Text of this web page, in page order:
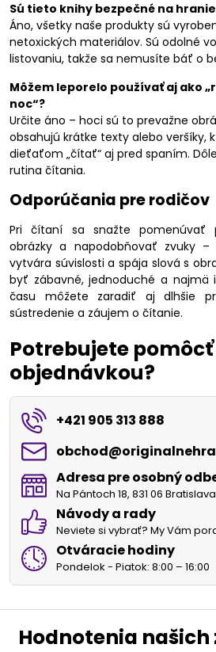
Sú tieto knihy bezpečné na
Áno, všetky naše produkty sú
netoxických materiálov. Sú odolné
listovaniu, takže sa nemusíte báť o
Môžem leporelo používať aj ako
noc“?
Určite áno – hoci sú to prevažne
obsahujú krátke texty alebo veršíky,
dieťaťom „čítať“ aj pred spaním.
rutina čítania.
Odporúčania pre rodičov
Pri čítaní sa snažte pomenúvať
obrázky a napodobňovať zvuky
vytvára súvislosti a spája slová s
byť zábavné, jednoduché a najmä
času môžete zaradiť aj dlhšie
sústredenie a záujem o čítanie.
Potrebujete pomôcť
objednávkou?
+421 905 313 888
Adresa pre osobný
Na Pántoch 18, 831 06 Bratislava
Návody a rady
Neviete si vybrať? My Vám
Otváracie hodiny
Pondelok - Piatok: 8:00 – 16:00
Hodnotenia